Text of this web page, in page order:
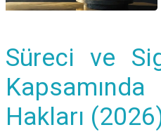
Süreci ve
Hakları